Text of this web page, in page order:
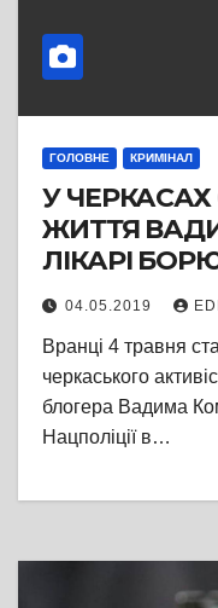
ГОЛОВНЕ КРИМІНАЛ
У
ЖИТТЯ
ЛІКАРІ
04.05.2019
Вранці 4 травня
черкаського
блогера Вадима
Нацполіції в…